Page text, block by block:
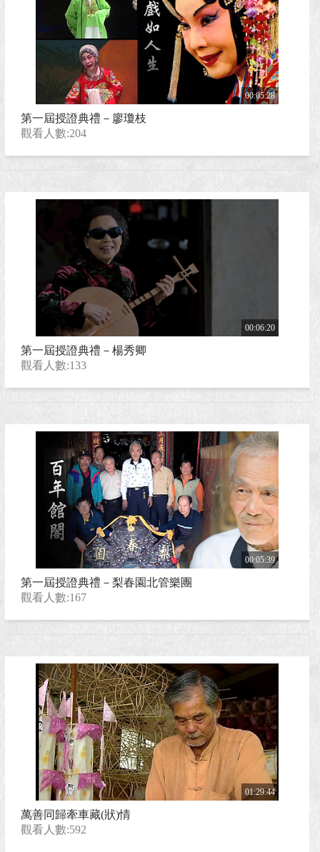
00:05:28
第一屆授證典禮－廖瓊枝
觀看人數:204
00:06:20
第一屆授證典禮－楊秀卿
觀看人數:133
00:05:39
第一屆授證典禮－梨春園北管樂團
觀看人數:167
01:29:44
萬善同歸牽車藏(狀)情
觀看人數:592